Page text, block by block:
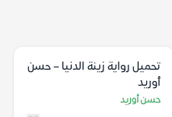
تحميل رواية زينة الدنيا – حسن
أوريد
حسن أوريد